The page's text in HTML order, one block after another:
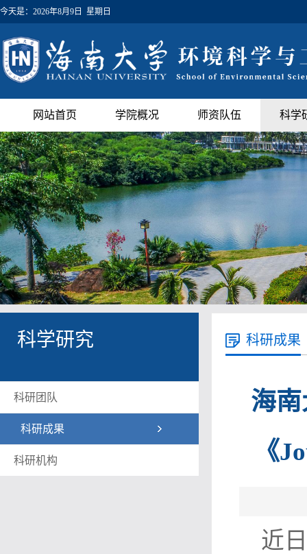
今天是： 2026年8月9日 星期日
网站首页 学院概况 师资队伍 科学
科学研究
科研团队
科研成果
科研机构
科研成果
海
《
近